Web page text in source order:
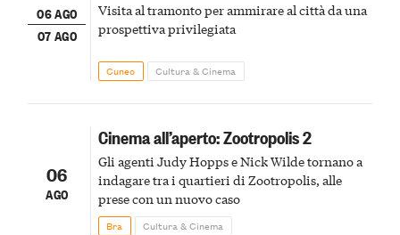
06 AGO
07 AGO
Visita al tramonto per ammirare al città da una
prospettiva privilegiata
Cuneo Cultura & Cinema
06
AGO
Cinema all’aperto: Zootropolis 2
Gli agenti Judy Hopps e Nick Wilde tornano a
indagare tra i quartieri di Zootropolis, alle
prese con un nuovo caso
Bra Cultura & Cinema